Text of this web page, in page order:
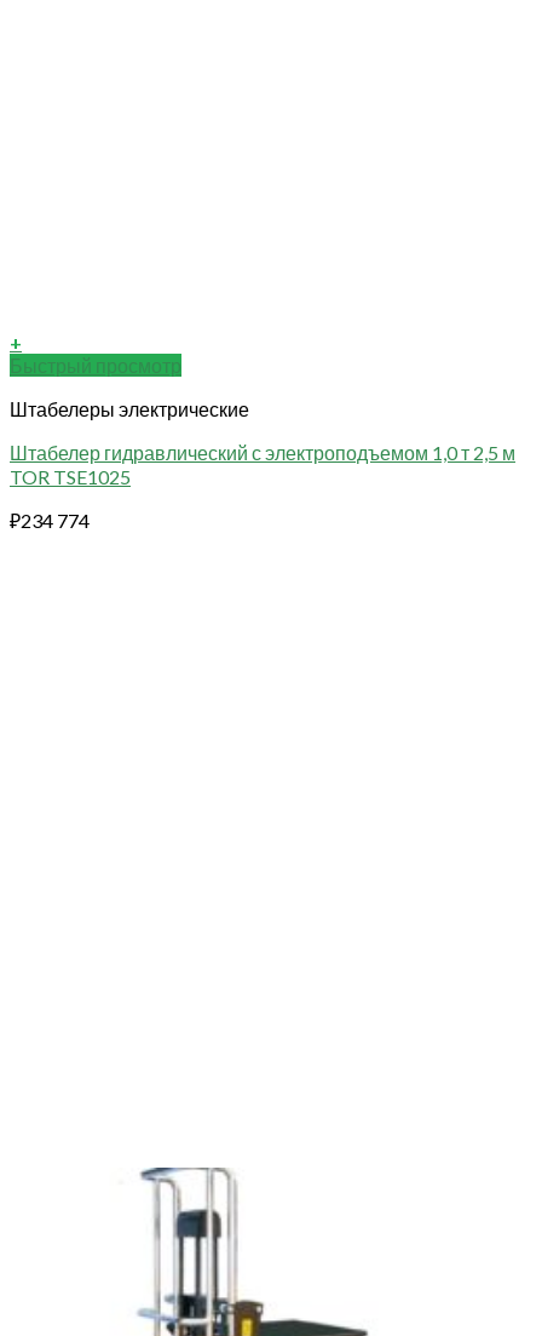
+
Быстрый просмотр
Штабелеры электрические
Штабелер гидравлический с электроподъемом 1,0 т 2,5 м
TOR TSE1025
₽234 774